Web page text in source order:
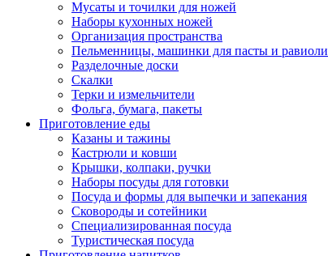
Мусаты и точилки для ножей
Наборы кухонных ножей
Организация пространства
Пельменницы, машинки для пасты и равиоли
Разделочные доски
Скалки
Терки и измельчители
Фольга, бумага, пакеты
Приготовление еды
Казаны и тажины
Кастрюли и ковши
Крышки, колпаки, ручки
Наборы посуды для готовки
Посуда и формы для выпечки и запекания
Сковороды и сотейники
Специализированная посуда
Туристическая посуда